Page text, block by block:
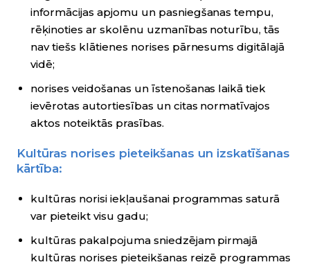
informācijas apjomu un pasniegšanas tempu,
rēķinoties ar skolēnu uzmanības noturību, tās
nav tiešs klātienes norises pārnesums digitālajā
vidē;
norises veidošanas un īstenošanas laikā tiek
ievērotas autortiesības un citas normatīvajos
aktos noteiktās prasības.
Kultūras norises pieteikšanas un izskatīšanas
kārtība:
kultūras norisi iekļaušanai programmas saturā
var pieteikt visu gadu;
kultūras pakalpojuma sniedzējam pirmajā
kultūras norises pieteikšanas reizē programmas